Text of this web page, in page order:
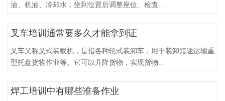
油、机油、冷却水，坐到位置后调整座位、检查...
叉车培训通常要多久才能拿到证
叉车又称叉式装载机，是指各种轮式装卸车，用于装卸短途运输重
型托盘货物作业等。它可以升降货物，实现货物...
焊工培训中有哪些准备作业